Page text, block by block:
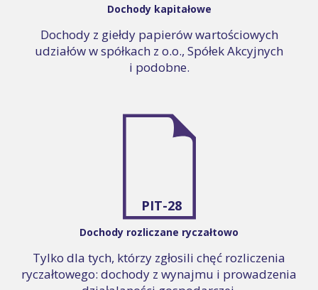
Dochody kapitałowe
Dochody z giełdy papierów wartościowych
udziałów w spółkach z o.o., Spółek Akcyjnych
i podobne.
PIT-28
Dochody rozliczane ryczałtowo
Tylko dla tych, którzy zgłosili chęć rozliczenia
ryczałtowego: dochody z wynajmu i prowadzenia